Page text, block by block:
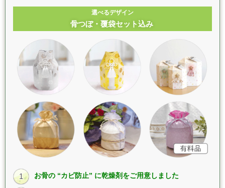
選べるデザイン
骨つぼ・覆袋セット込み
1 お骨の “カビ防止” に乾燥剤をご用意しました